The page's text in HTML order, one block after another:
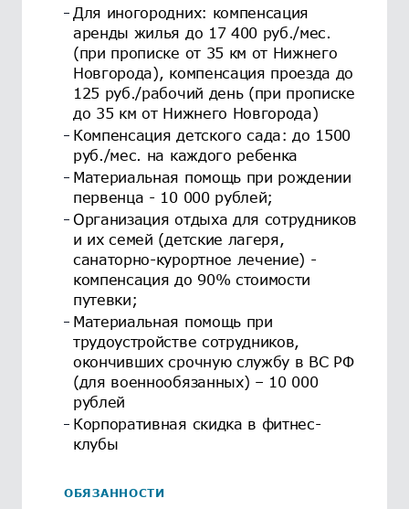
Для иногородних: компенсация
аренды жилья до 17 400 руб./мес.
(при прописке от 35 км от Нижнего
Новгорода), компенсация проезда до
125 руб./рабочий день (при прописке
до 35 км от Нижнего Новгорода)
Компенсация детского сада: до 1500
руб./мес. на каждого ребенка
Материальная помощь при рождении
первенца - 10 000 рублей;
Организация отдыха для сотрудников
и их семей (детские лагеря,
санаторно-курортное лечение) -
компенсация до 90% стоимости
путевки;
Материальная помощь при
трудоустройстве сотрудников,
окончивших срочную службу в ВС РФ
(для военнообязанных) – 10 000
рублей
Корпоративная скидка в фитнес-
клубы
ОБЯЗАННОСТИ